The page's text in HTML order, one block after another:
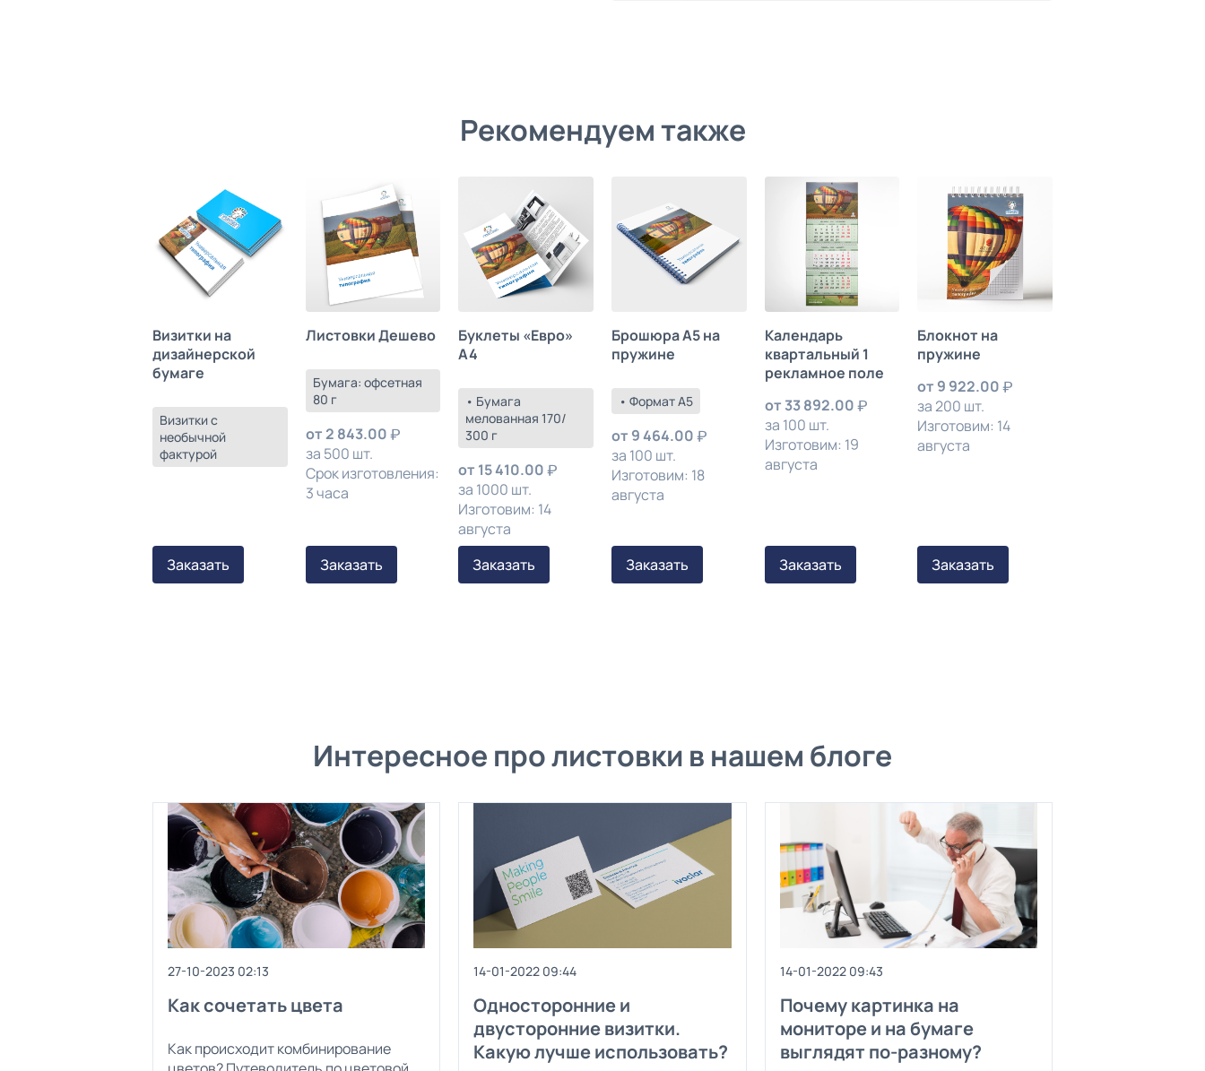
Рекомендуем также
Визитки на
дизайнерской
бумаге
Визитки с
необычной
фактурой
Заказать
Листовки Дешево
Бумага: офсетная
80 г
от2 843.00
за 500 шт.
Срок изготовления:
3 часа
Заказать
Буклеты «Евро»
А4
• Бумага
мелованная 170/
300 г
от 15 410.00
за 1000 шт.
Изготовим: 14
августа
Заказать
Брошюра А5 на
пружине
• Формат А5
от 9 464.00
за 100 шт.
Изготовим: 18
августа
Заказать
Календарь
квартальный 1
рекламное поле
от 33 892.00
за 100 шт.
Изготовим: 19
августа
Заказать
Блокнот на
пружине
от 9 922.00
за 200 шт.
Изготовим: 14
августа
Заказать
Интересное про листовки в нашем блоге
27-10-2023 02:13
Как сочетать цвета
Как происходит комбинирование
14-01-2022 09:44
Односторонние и
двусторонние визитки.
Какую лучше использовать?
14-01-2022 09:43
Почему картинка на
мониторе и на бумаге
выглядят по-разному?